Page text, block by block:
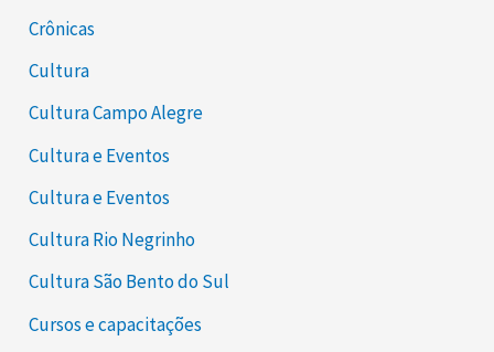
Crônicas
Cultura
Cultura Campo Alegre
Cultura e Eventos
Cultura e Eventos
Cultura Rio Negrinho
Cultura São Bento do Sul
Cursos e capacitações